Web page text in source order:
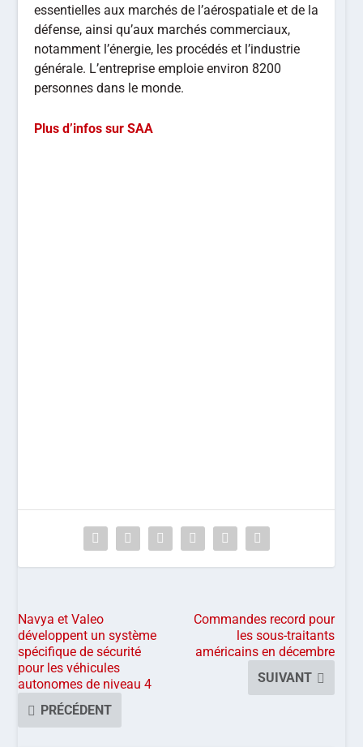
essentielles aux marchés de l’aérospatiale et de la
défense, ainsi qu’aux marchés commerciaux,
notamment l’énergie, les procédés et l’industrie
générale. L’entreprise emploie environ 8200
personnes dans le monde.
Plus d’infos sur SAA
Navya et Valeo
développent un système
spécifique de sécurité
pour les véhicules
autonomes de niveau 4
PRÉCÉDENT
Commandes record pour
les sous-traitants
américains en décembre
SUIVANT